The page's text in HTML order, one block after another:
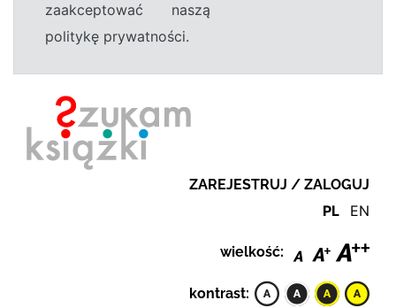
zaakceptować naszą
politykę prywatności.
ZAREJESTRUJ / ZALOGUJ
PL EN
wielkość:
kontrast: